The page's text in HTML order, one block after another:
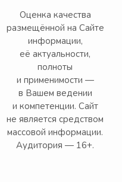
Оценка качества
размещённой на Сайте
информации,
её актуальности,
полноты
и применимости —
в Вашем ведении
и компетенции. Сайт
не является средством
массовой информации.
Аудитория — 16+.